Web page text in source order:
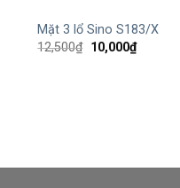
Mặt 3 lổ Sino S183/X
12,500₫ Giá
gốc
10,000₫Giá
hiện